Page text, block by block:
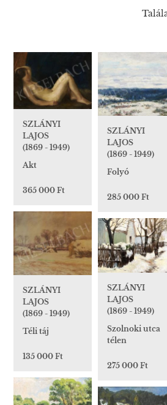
SZLÁNYI
LAJOS
(1869 - 1949)
Akt
365 000 Ft
SZLÁNYI
LAJOS
(1869 - 1949)
Folyó
285 000 Ft
SZLÁNYI
LAJOS
(1869 - 1949)
Téli táj
135 000 Ft
SZLÁNYI
LAJOS
(1869 - 1949)
Szolnoki utca
télen
275 000 Ft